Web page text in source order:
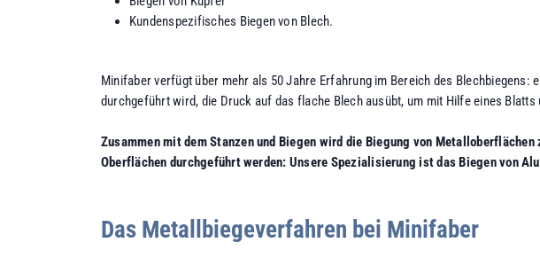
Kundenspezifisches Biegen von Blech.
Minifaber verfügt über mehr als 50 Jahre Erfahrung im Bereich des
durchgeführt wird, die Druck auf das flache Blech ausübt, um mit Hilfe eines
Zusammen mit dem Stanzen und Biegen wird die Biegung von
Oberflächen durchgeführt werden: Unsere Spezialisierung ist das Biegen von
Das Metallbiegeverfahren bei Minifaber